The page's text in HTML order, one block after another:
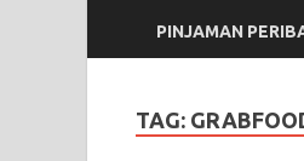
PINJAMAN
TAG: